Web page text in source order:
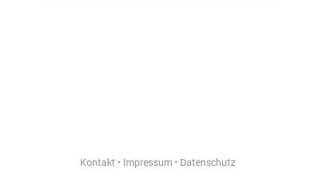
Kontakt • Impressum• Datenschutz